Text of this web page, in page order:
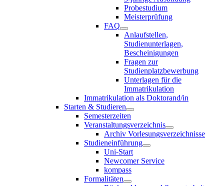
Probestudium
Meisterprüfung
FAQ
Anlaufstellen,
Studienunterlagen,
Bescheinigungen
Fragen zur
Studienplatzbewerbung
Unterlagen für die
Immatrikulation
Immatrikulation als Doktorand/in
Starten & Studieren
Semesterzeiten
Veranstaltungsverzeichnis
Archiv Vorlesungsverzeichnisse
Studieneinführung
Uni-Start
Newcomer Service
kompass
Formalitäten